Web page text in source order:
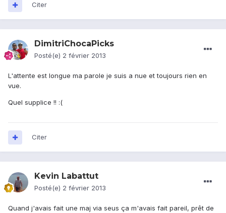
Citer
DimitriChocaPicks
Posté(e) 2 février 2013
L'attente est longue ma parole je suis a nue et toujours rien en
vue.
Quel supplice !! :(
Citer
Kevin Labattut
Posté(e) 2 février 2013
Quand j'avais fait une maj via seus ça m'avais fait pareil, prêt de